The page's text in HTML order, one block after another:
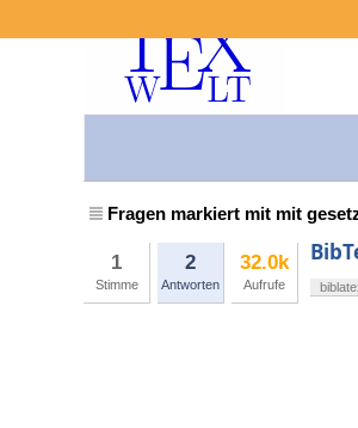
Fragen markiert mit mit
1
Stimme
2
Antworten
32.0k
Aufrufe